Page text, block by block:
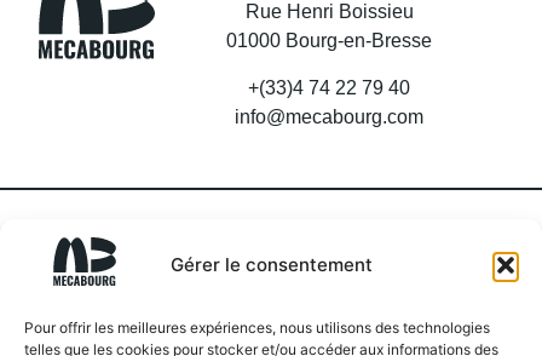
Gérer le consentement
Pour offrir les meilleures expériences, nous utilisons des technologies
telles que les cookies pour stocker et/ou accéder aux informations des
Rue Henri Boissieu
01000 Bourg-en-Bresse
+(33)4 74 22 79 40
info@mecabourg.com